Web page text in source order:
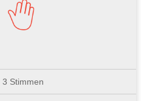
3 Stimmen